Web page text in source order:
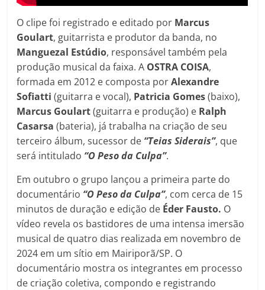
O clipe foi registrado e editado por Marcus
Goulart, guitarrista e produtor da banda, no
Manguezal Estúdio, responsável também pela
produção musical da faixa. A OSTRA COISA,
formada em 2012 e composta porAlexandre
Sofiatti (guitarra e vocal), Patricia Gomes(baixo),
Marcus Goulart(guitarra e produção) e Ralph
Casarsa (bateria), já trabalha na criação de seu
terceiro álbum, sucessor de “Teias Siderais”, que
será intitulado “O Peso da Culpa”.
Em outubro o grupo lançou a primeira parte do
documentário “O Peso da Culpa”, com cerca de 15
minutos de duração e edição de Éder Fausto. O
vídeo revela os bastidores de uma intensa imersão
musical de quatro dias realizada em novembro de
2024 em um sítio em Mairiporã/SP. O
documentário mostra os integrantes em processo
de criação coletiva, compondo e registrando